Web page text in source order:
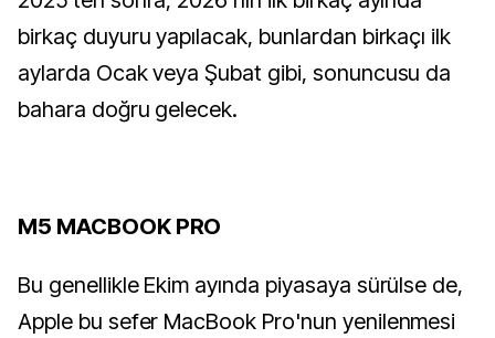
birkaç duyuru yapılacak, bunlardan birkaçı ilk
aylarda Ocak veya Şubat gibi, sonuncusu da
bahara doğru gelecek.
M5 MACBOOK PRO
Bu genellikle Ekim ayında piyasaya sürülse de,
Apple bu sefer MacBook Pro'nun yenilenmesi